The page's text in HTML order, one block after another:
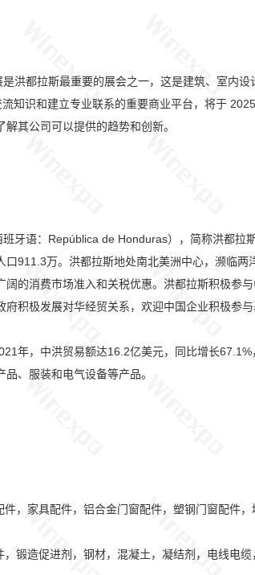
都拉斯最重要的展会之一，这是建筑、室内设
知识和建立专业联系的重要商业平台，将于
其公司可以提供的趋势和创新。
语：República de Honduras），简称洪都拉
口911.3万。洪都拉斯地处南北美洲中心，濒临
阔的消费市场准入和关税优惠。洪都拉斯积极参
府积极发展对华经贸关系，欢迎中国企业积极参
年，中洪贸易额达16.2亿美元，同比增长67.1%
、服装和电气设备等产品。
件，家具配件，铝合金门窗配件，塑钢门窗配件
，锻造促进剂，钢材，混凝土，凝结剂，电线电